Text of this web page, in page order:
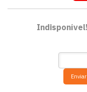
Enviar